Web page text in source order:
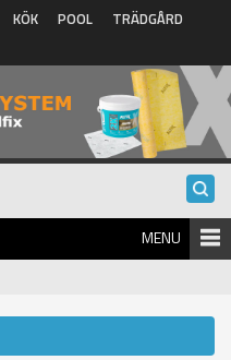
KÖK POOL
TRÄDGÅRD
MENU